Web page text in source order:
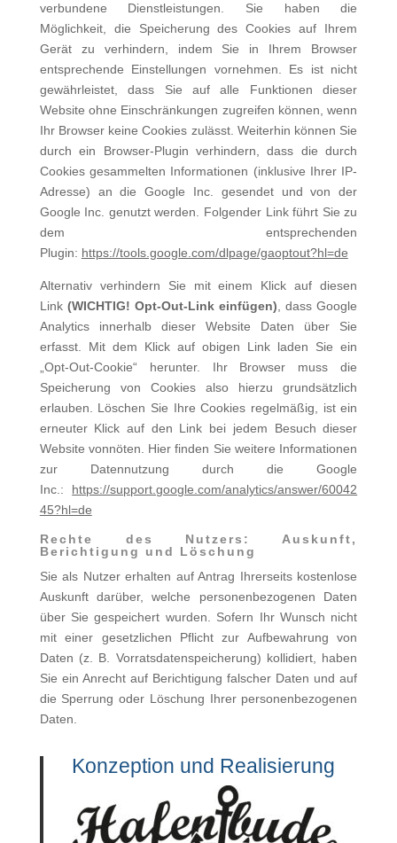
verbundene Dienstleistungen. Sie haben die
Möglichkeit, die Speicherung des Cookies auf Ihrem
Gerät zu verhindern, indem Sie in Ihrem Browser
entsprechende Einstellungen vornehmen. Es ist nicht
gewährleistet, dass Sie auf alle Funktionen dieser
Website ohne Einschränkungen zugreifen können, wenn
Ihr Browser keine Cookies zulässt. Weiterhin können Sie
durch ein Browser-Plugin verhindern, dass die durch
Cookies gesammelten Informationen (inklusi­ve Ihrer IP-
Adresse) an die Google Inc. gesendet und von der
Google Inc. genutzt werden. Folgender Link führt Sie zu
dem entsprechenden
Plugin: https://tools.google.com/dlpage/gaoptout?hl=de
Alternativ verhindern Sie mit einem Klick auf diesen
Link (WICHTIG! Opt-Out-Link einfügen) , dass Google
Analytics in­nerhalb dieser Website Daten über Sie
erfasst. Mit dem Klick auf obigen Link laden Sie ein
„Opt-Out-Cookie“ herunter. Ihr Browser muss die
Speicherung von Cookies also hierzu grundsätzlich
erlauben. Löschen Sie Ihre Cookies regelmä­ßig, ist ein
erneuter Klick auf den Link bei jedem Besuch dieser
Website vonnöten. Hier finden Sie weitere Informationen
zur Datennutzung durch die Google
Inc.: https://support.google.com/analytics/answer/60042
45?hl=de
Rechte des Nutzers: Auskunft,
Berichtigung und Löschung
Sie als Nutzer erhalten auf Antrag Ihrerseits kostenlose
Auskunft darüber, welche personenbezogenen Daten
über Sie gespeichert wurden. Sofern Ihr Wunsch nicht
mit einer gesetzlichen Pflicht zur Aufbewahrung von
Daten (z. B. Vorrats­datenspeicherung) kollidiert, haben
Sie ein Anrecht auf Berichtigung falscher Daten und auf
die Sperrung oder Löschung Ihrer personenbezogenen
Daten.
Konzeption und Realisierung